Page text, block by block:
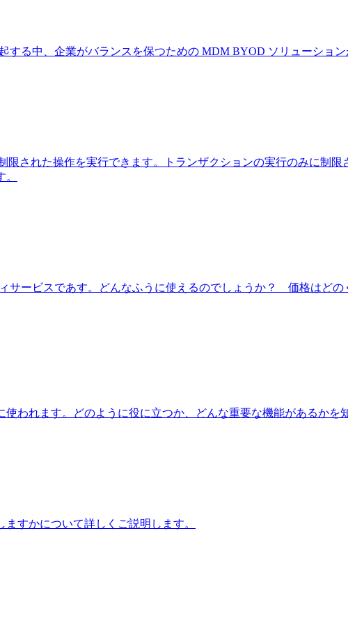
る中、企業がバランスを保つための MDM BYOD ソリューション
された操作を実行できます。トランザクションの実行のみに制限
ィサービスであす。どんなふうに使えるのでしょうか？ 価格はど
われます。どのように役に立つか、どんな重要な機能があるかを
すかについて詳しくご説明します。